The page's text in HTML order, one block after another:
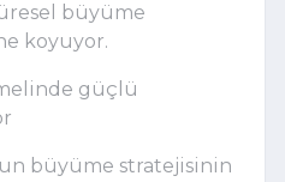
büyüme
koyuyor.
güçlü
büyüme stratejisinin